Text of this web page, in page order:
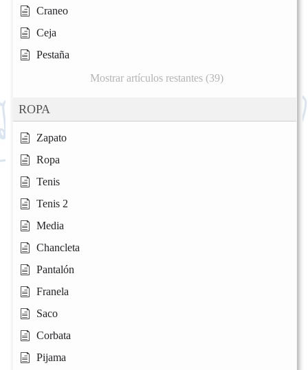
Craneo
Ceja
Pestaña
Mostrar artículos restantes (39)
ROPA
Zapato
Ropa
Tenis
Tenis 2
Media
Chancleta
Pantalón
Franela
Saco
Corbata
Pijama